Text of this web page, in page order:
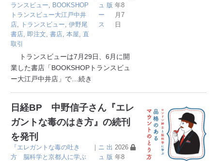
ランスビュー
BOOKSHOP
トランスビュー大江戸中井
店
トランスビュー ,伊野尾
書店
即注文 ,書店 ,本屋
直
取引
ュ
ー
ス
版 年8
月7
日
トランスビューは7月29日、6月に開
業した書店「BOOKSHOPトランスビュ
ー大江戸中井店」で …続き
日経BP 中野信子さん『エレ
ガントな毒のはき方』の続刊
を発刊
『エレガントな毒の吐き
方 脳科学と京都人に学ぶ
｜ ニ
ュ
出
版
2026
年8